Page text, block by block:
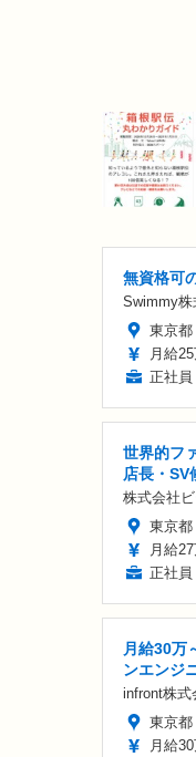
無資格可
Swimmy株
東京都
月給
正社員
世界的フ
店長・SV
株式会社
東京都
月給
正社員
月給30万
ンエンジ
infront株式
東京都
月給